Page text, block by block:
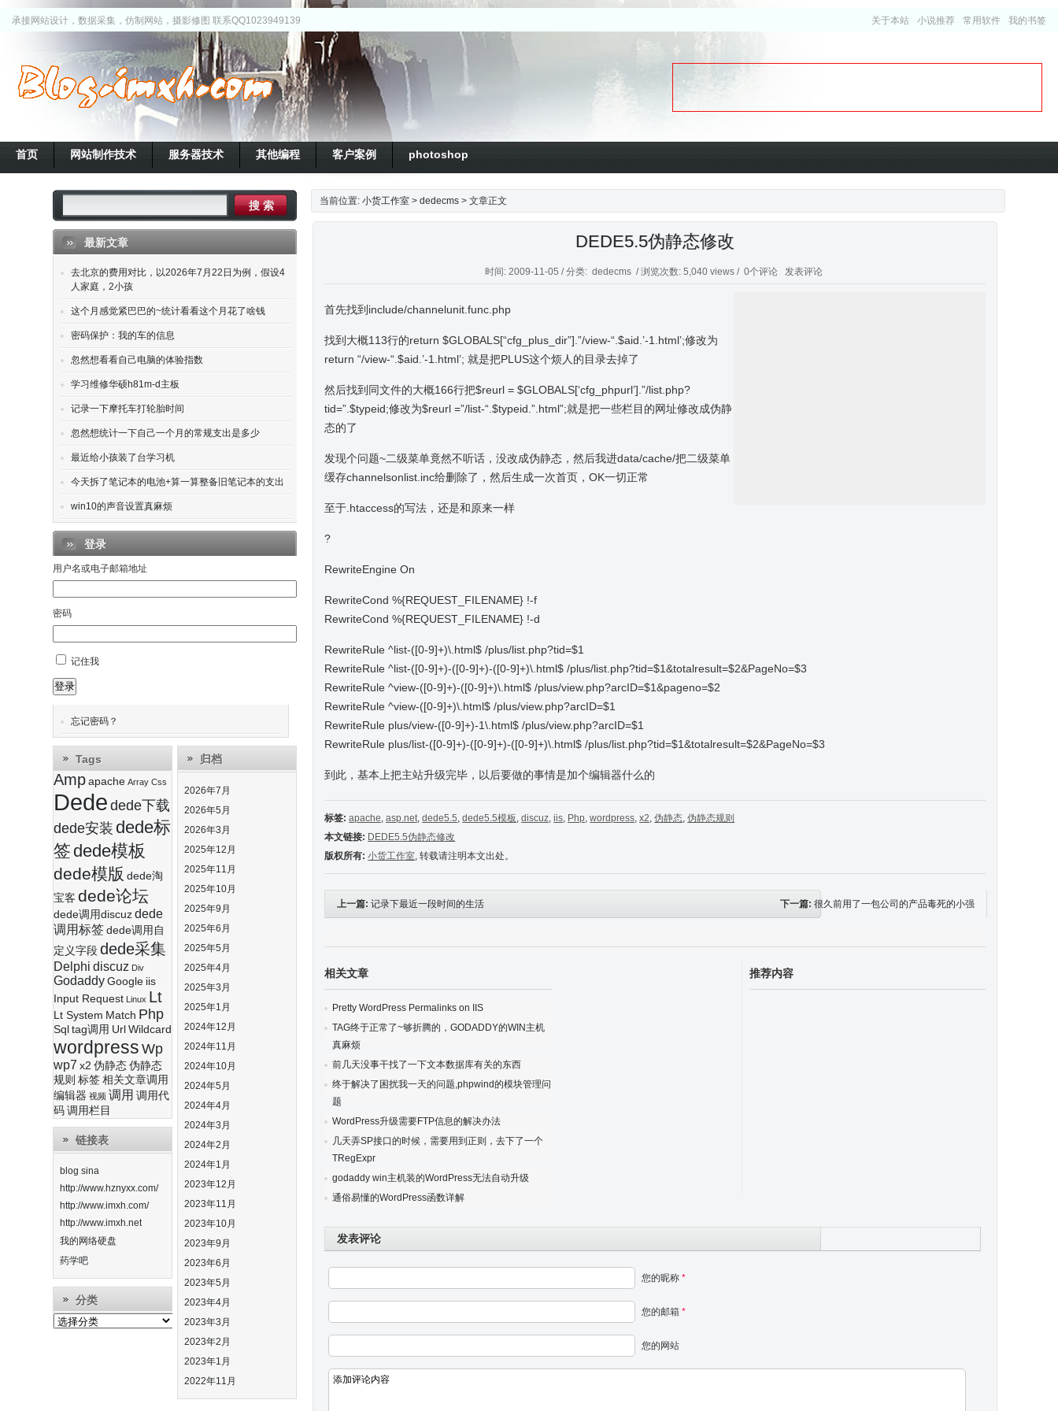
承接网站设计，数据采集，仿制网站，摄影修图 联系QQ1023949139 关于本站 小说推荐 常用软件 我的书签
首页 网站制作技术 服务器技术 其他编程 客户案例 photoshop
当前位置:小货工作室 >dedecms > 文章正文
DEDE5.5伪静态修改
时间: 2009-11-05 / 分类: dedecms / 浏览次数: 5,040 views / 0个评论 发表评论
首先找到include/channelunit.func.php
找到大概113行的return $GLOBALS[“cfg_plus_dir”].”/view-“.$aid.’-1.html’;修改为
return “/view-“.$aid.’-1.html’; 就是把PLUS这个烦人的目录去掉了
然后找到同文件的大概166行把$reurl = $GLOBALS[‘cfg_phpurl’].”/list.php?
tid=”.$typeid;修改为$reurl =”/list-“.$typeid.”.html”;就是把一些栏目的网址修改成伪静
态的了
发现个问题~二级菜单竟然不听话，没改成伪静态，然后我进data/cache/把二级菜单
缓存channelsonlist.inc给删除了，然后生成一次首页，OK一切正常
至于.htaccess的写法，还是和原来一样
?
RewriteEngine On
RewriteCond %{REQUEST_FILENAME} !-f
RewriteCond %{REQUEST_FILENAME} !-d
RewriteRule ^list-([0-9]+)\.html$ /plus/list.php?tid=$1
RewriteRule ^list-([0-9]+)-([0-9]+)-([0-9]+)\.html$ /plus/list.php?tid=$1&totalresult=$2&PageNo=$3
RewriteRule ^view-([0-9]+)-([0-9]+)\.html$ /plus/view.php?arcID=$1&pageno=$2
RewriteRule ^view-([0-9]+)\.html$ /plus/view.php?arcID=$1
RewriteRule plus/view-([0-9]+)-1\.html$ /plus/view.php?arcID=$1
RewriteRule plus/list-([0-9]+)-([0-9]+)-([0-9]+)\.html$ /plus/list.php?tid=$1&totalresult=$2&PageNo=$3
到此，基本上把主站升级完毕，以后要做的事情是加个编辑器什么的
标签: apache,asp.net,dede5.5,dede5.5模板,discuz,iis, Php,wordpress,x2,伪静态,伪静态规则
本文链接: DEDE5.5伪静态修改
版权所有: 小货工作室, 转载请注明本文出处。
上一篇:记录下最近一段时间的生活 下一篇:很久前用了一包公司的产品毒死的小强
相关文章
Pretty WordPress Permalinks on IIS
TAG终于正常了~够折腾的，GODADDY的WIN主机
真麻烦
前几天没事干找了一下文本数据库有关的东西
终于解决了困扰我一天的问题,phpwind的模块管理问
题
WordPress升级需要FTP信息的解决办法
几天弄SP接口的时候，需要用到正则，去下了一个
TRegExpr
godaddy win主机装的WordPress无法自动升级
通俗易懂的WordPress函数详解
推荐内容
发表评论
您的昵称*
您的邮箱*
您的网站
最新文章
去北京的费用对比，以2026年7月22日为例，假设4
人家庭，2小孩
这个月感觉紧巴巴的~统计看看这个月花了啥钱
密码保护：我的车的信息
忽然想看看自己电脑的体验指数
学习维修华硕h81m-d主板
记录一下摩托车打轮胎时间
忽然想统计一下自己一个月的常规支出是多少
最近给小孩装了台学习机
今天拆了笔记本的电池+算一算整备旧笔记本的支出
win10的声音设置真麻烦
登录
用户名或电子邮箱地址
密码
记住我
登录
忘记密码？
Tags
Amp apache Array Css
Dede dede下载
dede安装 dede标
签 dede模板
dede模版 dede淘
宝客 dede论坛
dede调用discuz dede
调用标签 dede调用自
定义字段 dede采集
Delphi discuz Div
Godaddy Google iis
Input Request Linux Lt
Lt System Match Php
Sql tag调用 Url Wildcard
wordpress Wp
wp7 x2 伪静态 伪静态
规则 标签 相关文章调用
编辑器 视频 调用 调用代
码 调用栏目
链接表
blog sina
http://www.hznyxx.com/
http://www.imxh.com/
http://www.imxh.net
我的网络硬盘
药学吧
分类
分
类
归档
2026年7月
2026年5月
2026年3月
2025年12月
2025年11月
2025年10月
2025年9月
2025年6月
2025年5月
2025年4月
2025年3月
2025年1月
2024年12月
2024年11月
2024年10月
2024年5月
2024年4月
2024年3月
2024年2月
2024年1月
2023年12月
2023年11月
2023年10月
2023年9月
2023年6月
2023年5月
2023年4月
2023年3月
2023年2月
2023年1月
2022年11月